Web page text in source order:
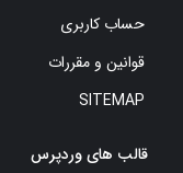
حساب کاربری
قوانین و مقررات
SITEMAP
قالب های وردپرس